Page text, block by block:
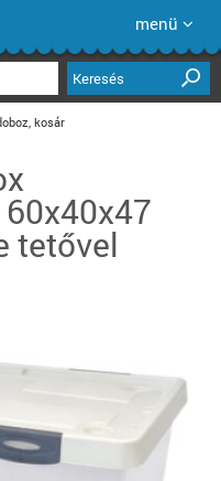
menü
Keresés
kosár
tetővel